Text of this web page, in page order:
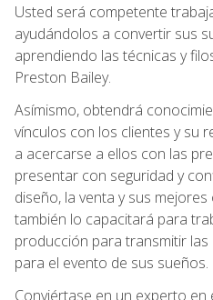
Usted será competente
ayudándolos a convertir sus
aprendiendo las técnicas y
Preston Bailey.
Asímismo, obtendrá
vínculos con los clientes y su
a acercarse a ellos con las
presentar con seguridad y
diseño, la venta y sus
también lo capacitará para
producción para transmitir
para el evento de sus sueños.
Conviértase en un experto en